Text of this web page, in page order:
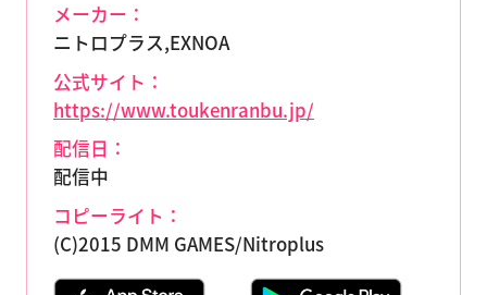
メーカー：
ニトロプラス,EXNOA
公式サイト：
https://www.toukenranbu.jp/
配信日：
配信中
コピーライト：
(C)2015 DMM GAMES/Nitroplus